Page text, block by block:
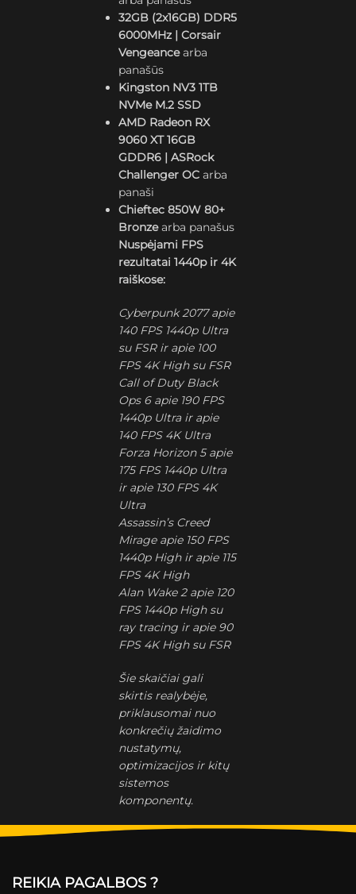
32GB (2x16GB) DDR5
6000MHz | Corsair
Vengeancearba
panašūs
Kingston NV3 1TB
NVMe M.2 SSD
AMD Radeon RX
9060 XT 16GB
GDDR6 | ASRock
Challenger OC arba
panaši
Chieftec 850W 80+
Bronzearba panašus
Nuspėjami FPS
rezultatai 1440p ir 4K
raiškose:
Cyberpunk 2077 apie
140 FPS 1440p Ultra
su FSR ir apie 100
FPS 4K High su FSR
Call of Duty Black
Ops 6 apie 190 FPS
1440p Ultra ir apie
140 FPS 4K Ultra
Forza Horizon 5 apie
175 FPS 1440p Ultra
ir apie 130 FPS 4K
Ultra
Assassin’s Creed
Mirage apie 150 FPS
1440p High ir apie 115
FPS 4K High
Alan Wake 2 apie 120
FPS 1440p High su
ray tracing ir apie 90
FPS 4K High su FSR
Šie skaičiai gali
skirtis realybėje,
priklausomai nuo
konkrečių žaidimo
nustatymų,
optimizacijos ir kitų
sistemos
komponentų.
REIKIA PAGALBOS ?